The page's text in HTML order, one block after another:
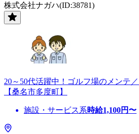
株式会社ナガハ(ID:38781)
20～50代活躍中！ゴルフ場のメンテ
【桑名市多度町】
施設・サービス系時給1,100円〜